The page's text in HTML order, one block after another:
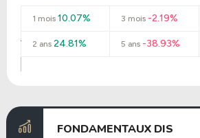
1 mois 10.07% 3 mois -2.19%
2 ans 24.81% 5 ans -38.93%
FONDAMENTAUX DIS